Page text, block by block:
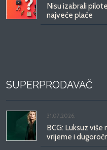
Nisu izabrali
najveće plaće
SUPERPRODAVAČ
31.07.2026.
BCG: Luksuz
vrijeme i